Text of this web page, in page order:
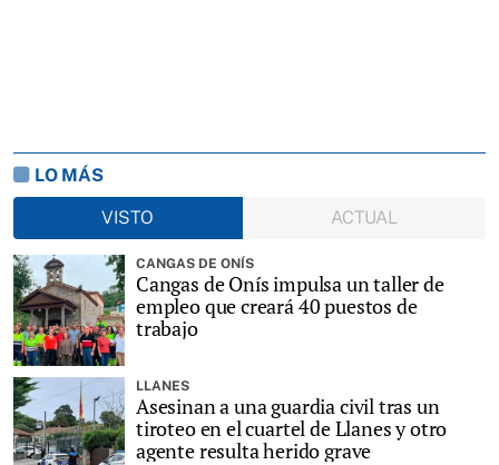
LO MÁS
VISTO
ACTUAL
CANGAS DE ONÍS
Cangas de Onís impulsa un taller de
empleo que creará 40 puestos de
trabajo
LLANES
Asesinan a una guardia civil tras un
tiroteo en el cuartel de Llanes y otro
agente resulta herido grave